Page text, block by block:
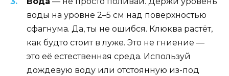
воды на уровне 2–5 см над поверхностью
сфагнума. Да, ты не ошибся. Клюква растёт,
как будто стоит в луже. Это не гниение —
это её естественная среда. Используй
дождевую воду или отстоянную из-под